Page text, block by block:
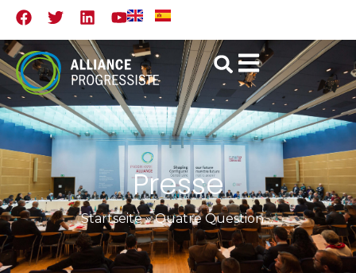
Presse
Startseite»Quatre Questions pour le Parti Socialiste